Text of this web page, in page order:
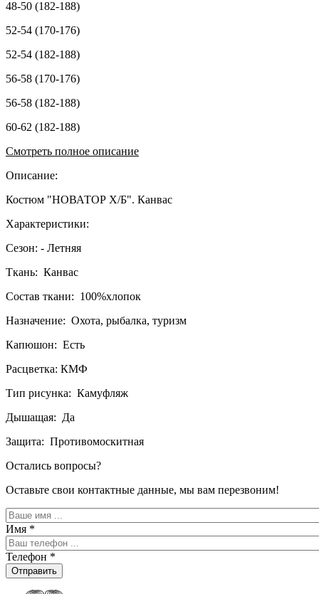
48-50 (182-188)
52-54 (170-176)
52-54 (182-188)
56-58 (170-176)
56-58 (182-188)
60-62 (182-188)
Смотреть полное описание
Описание:
Костюм "НОВАТОР Х/Б". Канвас
Характеристики:
Сезон: - Летняя
Ткань: Канвас
Состав ткани: 100%хлопок
Назначение: Охота, рыбалка, туризм
Капюшон: Есть
Расцветка: КМФ
Тип рисунка: Камуфляж
Дышащая: Да
Защита: Противомоскитная
Остались вопросы?
Оставьте свои контактные данные, мы вам перезвоним!
Имя *
Телефон *
Отправить